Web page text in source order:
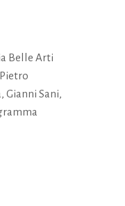
Belle Arti
, Gianni Sani,